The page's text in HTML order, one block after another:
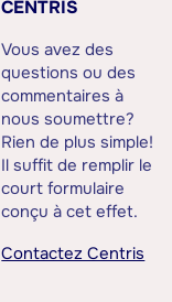
CENTRIS
Vous avez des
questions ou des
commentaires à
nous soumettre?
Rien de plus simple!
Il suffit de remplir le
court formulaire
conçu à cet effet.
Contactez Centris